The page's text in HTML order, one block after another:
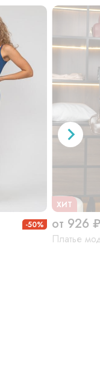
-50%
ХИТ
от 926 ₽
Платье